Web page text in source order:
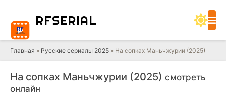
RFSERIAL
Главная » Русские сериалы 2025 » На сопках Маньчжурии (2025)
На сопках Маньчжурии (2025) смотреть
онлайн